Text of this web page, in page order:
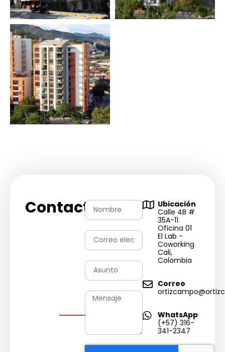
Contactános
Ubicación
Calle 4B #
35A-11.
Oficina 01
El Lab -
Coworking
Cali,
Colombia
Correo
WhatsApp
(+57) 316-
341-2347